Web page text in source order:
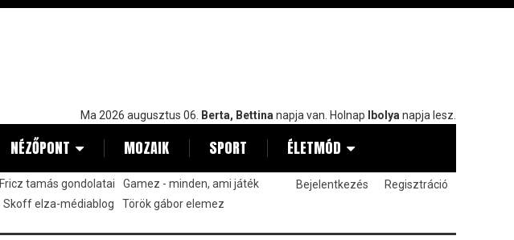
Ma 2026 augusztus 06. Berta, Bettina napja van. Holnap Ibolya napja lesz.
NÉZŐPONT MOZAIK SPORT ÉLETMÓD
Fricz tamás gondolatai
Gamez - minden, ami játék
Skoff elza-médiablog
Török gábor elemez
Bejelentkezés Regisztráció